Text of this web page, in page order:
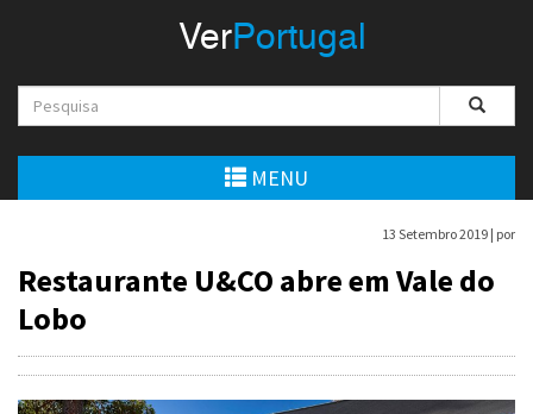
Empreendedorismo
Comércio e Indústria
Construção e Imobiliário
Cultura e Educação
VerPortugal
MENU
13 Setembro 2019 | por
Restaurante U&CO abre em Vale do
Lobo